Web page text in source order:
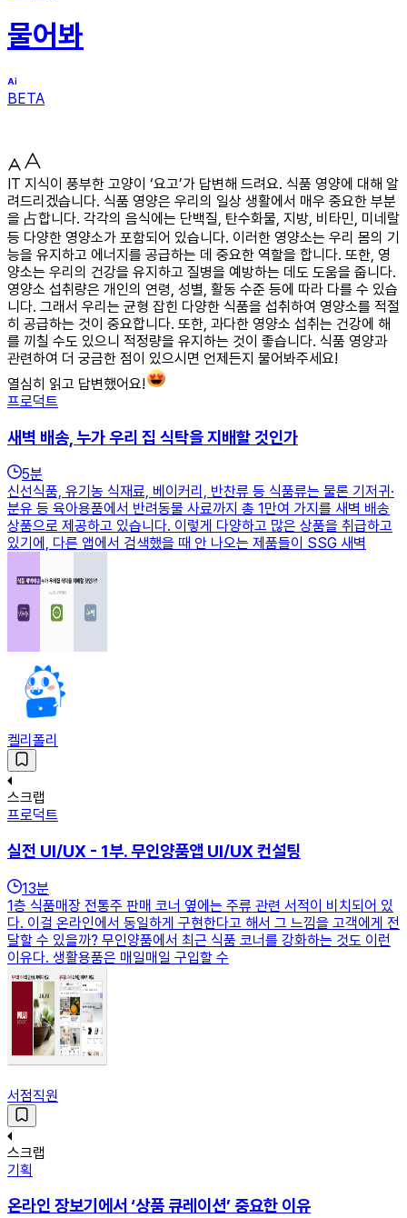
물어봐
BETA
IT 지식이 풍부한 고양이 ‘요고’가 답변해 드려요. 식품 영양에 대해 알
려드리겠습니다. 식품 영양은 우리의 일상 생활에서 매우 중요한 부분
을 占합니다. 각각의 음식에는 단백질, 탄수화물, 지방, 비타민, 미네랄
등 다양한 영양소가 포함되어 있습니다. 이러한 영양소는 우리 몸의 기
능을 유지하고 에너지를 공급하는 데 중요한 역할을 합니다. 또한, 영
양소는 우리의 건강을 유지하고 질병을 예방하는 데도 도움을 줍니다.
영양소 섭취량은 개인의 연령, 성별, 활동 수준 등에 따라 다를 수 있습
니다. 그래서 우리는 균형 잡힌 다양한 식품을 섭취하여 영양소를 적절
히 공급하는 것이 중요합니다. 또한, 과다한 영양소 섭취는 건강에 해
를 끼칠 수도 있으니 적정량을 유지하는 것이 좋습니다. 식품 영양과
관련하여 더 궁금한 점이 있으시면 언제든지 물어봐주세요!
열심히 읽고 답변했어요!
프로덕트
새벽 배송, 누가 우리 집 식탁을 지배할 것인가
5분
신선식품, 유기농 식재료, 베이커리, 반찬류 등 식품류는 물론 기저귀·
분유 등 육아용품에서 반려동물 사료까지 총 1만여 가지를 새벽 배송
상품으로 제공하고 있습니다. 이렇게 다양하고 많은 상품을 취급하고
있기에, 다른 앱에서 검색했을 때 안 나오는 제품들이 SSG 새벽
켈리폴리
스크랩
프로덕트
실전 UI/UX - 1부. 무인양품앱 UI/UX 컨설팅
13분
1층 식품매장 전통주 판매 코너 옆에는 주류 관련 서적이 비치되어 있
다. 이걸 온라인에서 동일하게 구현한다고 해서 그 느낌을 고객에게 전
달할 수 있을까? 무인양품에서 최근 식품 코너를 강화하는 것도 이런
이유다. 생활용품은 매일매일 구입할 수
서점직원
스크랩
기획
온라인 장보기에서 ‘상품 큐레이션’ 중요한 이유